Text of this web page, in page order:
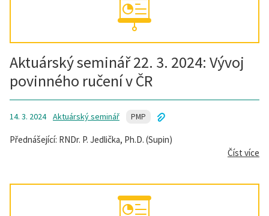
Aktuárský seminář 22. 3. 2024: Vývoj
povinného ručení v ČR
14. 3. 2024 Aktuárský seminář PMP
Přednášející: RNDr. P. Jedlička, Ph.D. (Supin)
Číst více